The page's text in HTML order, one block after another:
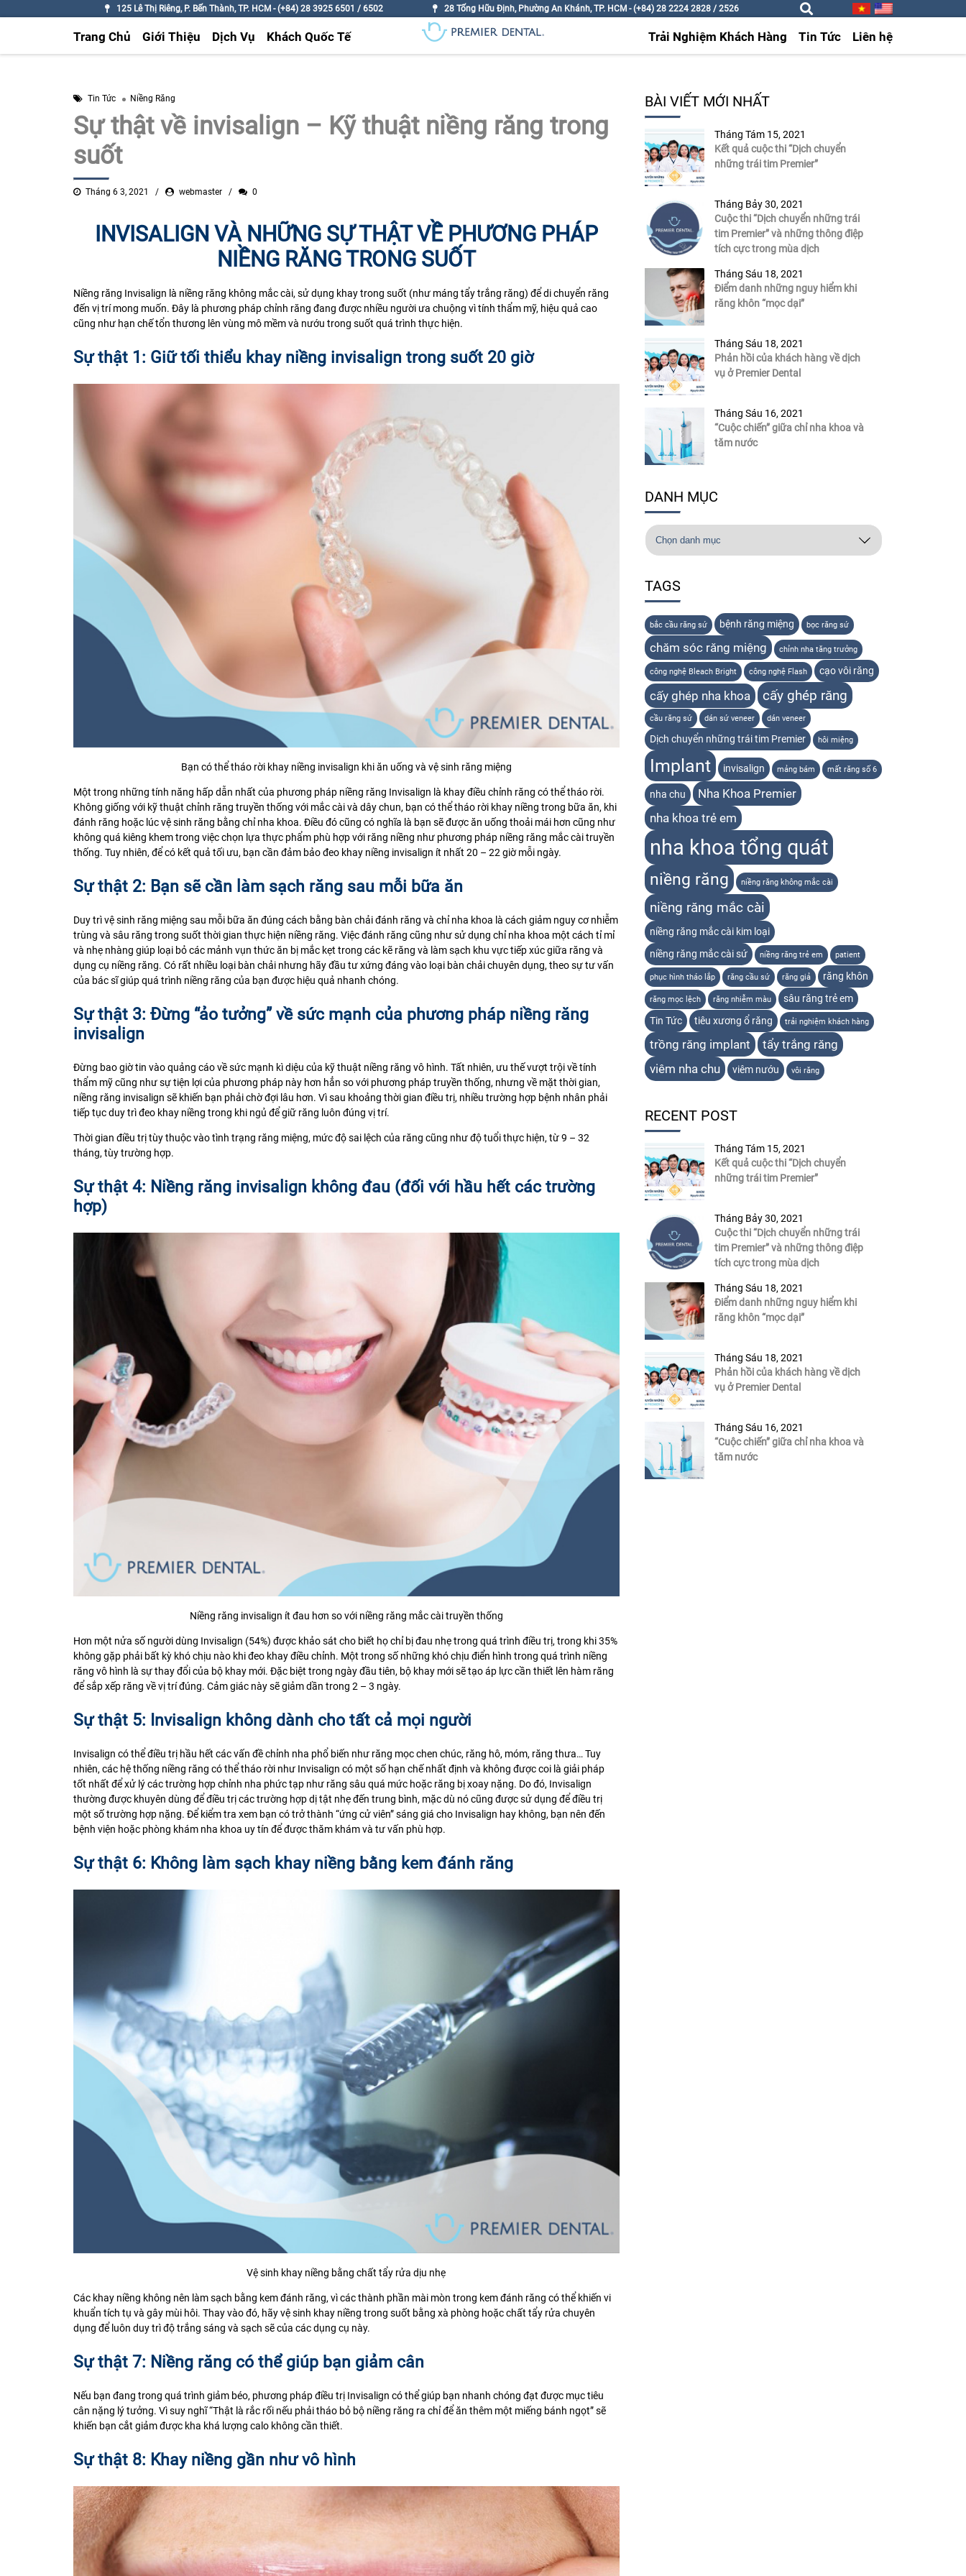
125 Lê Thị Riêng, P. Bến Thành, TP. HCM - (+84) 28 3925 6501 / 6502 28 Tống Hữu Định, Phường An Khánh, TP. HCM - (+84) 28 2224 2828 / 2526
Trang Chủ Giới Thiệu Dịch Vụ Khách Quốc Tế Trải Nghiệm Khách Hàng Tin Tức Liên hệ
Tin Tức Niềng Răng
Sự thật về invisalign – Kỹ thuật niềng răng trong
suốt
Tháng 6 3, 2021 webmaster 0
INVISALIGN VÀ NHỮNG SỰ THẬT VỀ PHƯƠNG PHÁP
NIỀNG RĂNG TRONG SUỐT
Niềng răng Invisalign là niềng răng không mắc cài, sử dụng khay trong suốt (như máng tẩy trắng răng) để di chuyển răng
đến vị trí mong muốn. Đây là phương pháp chỉnh răng đang được nhiều người ưa chuộng vì tính thẩm mỹ, hiệu quả cao
cũng như hạn chế tổn thương lên vùng mô mềm và nướu trong suốt quá trình thực hiện.
Sự thật 1: Giữ tối thiểu khay niềng invisalign trong suốt 20 giờ
Bạn có thể tháo rời khay niềng invisalign khi ăn uống và vệ sinh răng miệng
Một trong những tính năng hấp dẫn nhất của phương pháp niềng răng Invisalign là khay điều chỉnh răng có thể tháo rời.
Không giống với kỹ thuật chỉnh răng truyền thống với mắc cài và dây chun, bạn có thể tháo rời khay niềng trong bữa ăn, khi
đánh răng hoặc lúc vệ sinh răng bằng chỉ nha khoa. Điều đó cũng có nghĩa là bạn sẽ được ăn uống thoải mái hơn cũng như
không quá kiêng khem trong việc chọn lựa thực phẩm phù hợp với răng niềng như phương pháp niềng răng mắc cài truyền
thống. Tuy nhiên, để có kết quả tối ưu, bạn cần đảm bảo đeo khay niềng invisalign ít nhất 20 – 22 giờ mỗi ngày.
Sự thật 2: Bạn sẽ cần làm sạch răng sau mỗi bữa ăn
Duy trì vệ sinh răng miệng sau mỗi bữa ăn đúng cách bằng bàn chải đánh răng và chỉ nha khoa là cách giảm nguy cơ nhiễm
trùng và sâu răng trong suốt thời gian thực hiện niềng răng. Việc đánh răng cũng như sử dụng chỉ nha khoa một cách tỉ mỉ
và nhẹ nhàng giúp loại bỏ các mảnh vụn thức ăn bị mắc kẹt trong các kẽ răng và làm sạch khu vực tiếp xúc giữa răng và
dụng cụ niềng răng. Có rất nhiều loại bàn chải nhưng hãy đầu tư xứng đáng vào loại bàn chải chuyên dụng, theo sự tư vấn
của bác sĩ giúp quá trình niềng răng của bạn được hiệu quả nhanh chóng.
Sự thật 3: Đừng “ảo tưởng” về sức mạnh của phương pháp niềng răng
invisalign
Đừng bao giờ tin vào quảng cáo về sức mạnh kì diệu của kỹ thuật niềng răng vô hình. Tất nhiên, ưu thế vượt trội về tính
thẩm mỹ cũng như sự tiện lợi của phương pháp này hơn hẳn so với phương pháp truyền thống, nhưng về mặt thời gian,
niềng răng invisalign sẽ khiến bạn phải chờ đợi lâu hơn. Vì sau khoảng thời gian điều trị, nhiều trường hợp bệnh nhân phải
tiếp tục duy trì đeo khay niềng trong khi ngủ để giữ răng luôn đúng vị trí.
Thời gian điều trị tùy thuộc vào tình trạng răng miệng, mức độ sai lệch của răng cũng như độ tuổi thực hiện, từ 9 – 32
tháng, tùy trường hợp.
Sự thật 4: Niềng răng invisalign không đau (đối với hầu hết các trường
hợp)
Niềng răng invisalign ít đau hơn so với niềng răng mắc cài truyền thống
Hơn một nửa số người dùng Invisalign (54%) được khảo sát cho biết họ chỉ bị đau nhẹ trong quá trình điều trị, trong khi 35%
không gặp phải bất kỳ khó chịu nào khi đeo khay điều chỉnh. Một trong số những khó chịu điển hình trong quá trình niềng
răng vô hình là sự thay đổi của bộ khay mới. Đặc biệt trong ngày đầu tiên, bộ khay mới sẽ tạo áp lực cần thiết lên hàm răng
để sắp xếp răng về vị trí đúng. Cảm giác này sẽ giảm dần trong 2 – 3 ngày.
Sự thật 5: Invisalign không dành cho tất cả mọi người
Invisalign có thể điều trị hầu hết các vấn đề chỉnh nha phổ biến như răng mọc chen chúc, răng hô, móm, răng thưa… Tuy
nhiên, các hệ thống niềng răng có thể tháo rời như Invisalign có một số hạn chế nhất định và không được coi là giải pháp
tốt nhất để xử lý các trường hợp chỉnh nha phức tạp như răng sâu quá mức hoặc răng bị xoay nặng. Do đó, Invisalign
thường được khuyên dùng để điều trị các trường hợp dị tật nhẹ đến trung bình, mặc dù nó cũng được sử dụng để điều trị
một số trường hợp nặng. Để kiểm tra xem bạn có trở thành “ứng cử viên” sáng giá cho Invisalign hay không, bạn nên đến
bệnh viện hoặc phòng khám nha khoa uy tín để được thăm khám và tư vấn phù hợp.
Sự thật 6: Không làm sạch khay niềng bằng kem đánh răng
Vệ sinh khay niềng bằng chất tẩy rửa dịu nhẹ
Các khay niềng không nên làm sạch bằng kem đánh răng, vì các thành phần mài mòn trong kem đánh răng có thể khiến vi
khuẩn tích tụ và gây mùi hôi. Thay vào đó, hãy vệ sinh khay niềng trong suốt bằng xà phòng hoặc chất tẩy rửa chuyên
dụng để luôn duy trì độ trắng sáng và sạch sẽ của các dụng cụ này.
Sự thật 7: Niềng răng có thể giúp bạn giảm cân
Nếu bạn đang trong quá trình giảm béo, phương pháp điều trị Invisalign có thể giúp bạn nhanh chóng đạt được mục tiêu
cân nặng lý tưởng. Vì suy nghĩ “Thật là rắc rối nếu phải tháo bỏ bộ niềng răng ra chỉ để ăn thêm một miếng bánh ngọt” sẽ
khiến bạn cắt giảm được kha khá lượng calo không cần thiết.
Sự thật 8: Khay niềng gần như vô hình
BÀI VIẾT MỚI NHẤT
Tháng Tám 15, 2021
Kết quả cuộc thi “Dịch chuyển
những trái tim Premier”
Tháng Bảy 30, 2021
Cuộc thi “Dịch chuyển những trái
tim Premier” và những thông điệp
tích cực trong mùa dịch
Tháng Sáu 18, 2021
Điểm danh những nguy hiểm khi
răng khôn “mọc dại”
Tháng Sáu 18, 2021
Phản hồi của khách hàng về dịch
vụ ở Premier Dental
Tháng Sáu 16, 2021
“Cuộc chiến” giữa chỉ nha khoa và
tăm nước
DANH MỤC
TAGS
bắc cầu răng sứ bệnh răng miệng bọc răng sứ
chăm sóc răng miệng chỉnh nha tăng trưởng
công nghệ Bleach Bright công nghệ Flash cạo vôi răng
cấy ghép nha khoa cấy ghép răng
cầu răng sứ dán sứ veneer dán veneer
Dịch chuyển những trái tim Premier hôi miệng
Implant invisalign mảng bám mất răng số 6
nha chu
Nha Khoa Premier
nha khoa trẻ em
nha khoa tổng quát
niềng răng niềng răng không mắc cài
niềng răng mắc cài
niềng răng mắc cài kim loại
niềng răng mắc cài sứ
niềng răng trẻ em patient
phục hình tháo lắp răng cầu sứ răng giả răng khôn
răng mọc lệch răng nhiễm màu
sâu răng trẻ em
Tin Tức
tiêu xương ổ răng trải nghiệm khách hàng
trồng răng implant
tẩy trắng răng
viêm nha chu
viêm nướu vôi răng
RECENT POST
Tháng Tám 15, 2021
Kết quả cuộc thi “Dịch chuyển
những trái tim Premier”
Tháng Bảy 30, 2021
Cuộc thi “Dịch chuyển những trái
tim Premier” và những thông điệp
tích cực trong mùa dịch
Tháng Sáu 18, 2021
Điểm danh những nguy hiểm khi
răng khôn “mọc dại”
Tháng Sáu 18, 2021
Phản hồi của khách hàng về dịch
vụ ở Premier Dental
Tháng Sáu 16, 2021
“Cuộc chiến” giữa chỉ nha khoa và
tăm nước